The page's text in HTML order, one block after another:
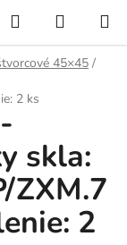
Hľadať
KOŠÍK
45×45 /
2 ks
skla:
ZXM.7
2